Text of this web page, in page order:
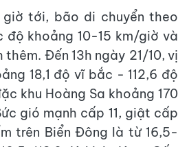
tới, bão di chuyển theo
khoảng 10-15 km/giờ và
thêm. Đến 13h ngày 21/10, vị
18,1 độ vĩ bắc - 112,6 độ
khu Hoàng Sa khoảng 170
gió mạnh cấp 11, giật cấp
trên Biển Đông là từ 16,5-